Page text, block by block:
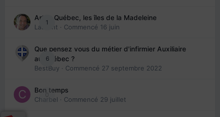
1
Arte : Québec, les îles de la Madeleine
Laurent · Commencé 16 juin
6
Que pensez vous du métier d'infirmier Auxiliaire
au Québec ?
BestBuy · Commencé 27 septembre 2022
0
Bon temps
Charbel · Commencé 29 juillet